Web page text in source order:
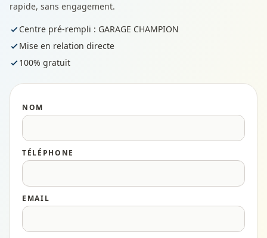
rapide, sans engagement.
Centre pré-rempli : GARAGE CHAMPION
Mise en relation directe
100% gratuit
NOM
TÉLÉPHONE
EMAIL